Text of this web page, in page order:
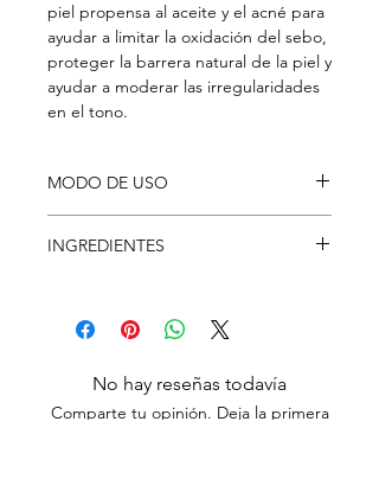
piel propensa al aceite y el acné para
ayudar a limitar la oxidación del sebo,
proteger la barrera natural de la piel y
ayudar a moderar las irregularidades
en el tono.
MODO DE USO
completo a su crema hidratante
impulso extra. Aplicar sobre la piel
INGREDIENTES
de hoja de rubus idaeus (frambuesa),
extracto de hoja de ribes nigrum
celulosa microcristalina, goma
xantana, goma de celulosa, sílice,
No hay reseñas todavía
Comparte tu opinión. Deja la primera